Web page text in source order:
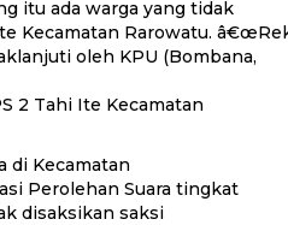
itu ada warga yang tidak
Kecamatan Rarowatu.
oleh KPU (Bombana,
2 Tahi Ite Kecamatan
di Kecamatan
Perolehan Suara tingkat
disaksikan saksi